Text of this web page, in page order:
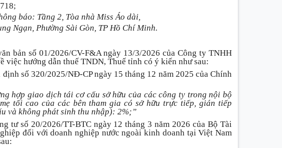
báo: Tầng 2, Tòa nhà Miss Áo dài,
Ngạn, Phường Sài Gòn, TP Hồ Chí Minh.
bản số 01/2026/CV-F&A ngày 13/3/2026 của Công ty TNHH
việc hướng dẫn thuế TNDN, Thuế tỉnh có ý kiến như sau:
số 320/2025/NĐ-CP ngày 15 tháng 12 năm 2025 của Chính
hợp giao dịch tái cơ cấu sở hữu của các công ty trong nội bộ
tối cao của các bên tham gia có sở hữu trực tiếp, gián tiếp
và không phát sinh thu nhập): 2%;”
tư số 20/2026/TT-BTC ngày 12 tháng 3 năm 2026 của Bộ Tài
đối với doanh nghiệp nước ngoài kinh doanh tại Việt Nam